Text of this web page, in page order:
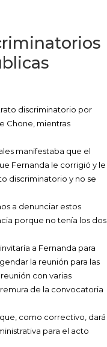
discriminatorio por
Chone, mientras
manifestaba que el
Fernanda le corrigió y le
discriminatorio y no se
a denunciar estos
porque no tenía los dos
a Fernanda para
la reunión para las
con varias
de la convocatoria
como correctivo, dará
para el acto